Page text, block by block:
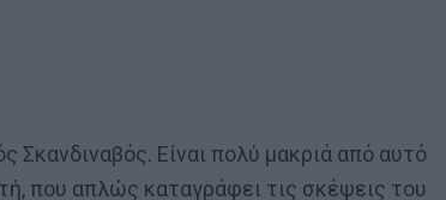
Σκανδιναβός. Είναι πολύ μακριά από αυτό
που απλώς καταγράφει τις σκέψεις του